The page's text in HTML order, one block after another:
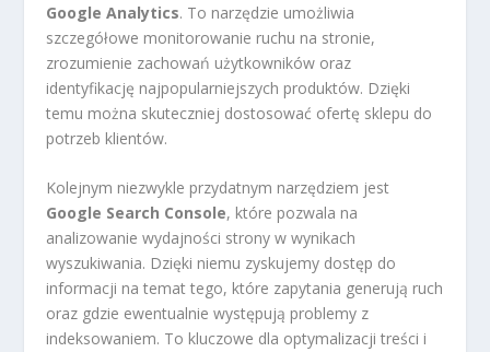
Google Analytics. To narzędzie umożliwia
szczegółowe monitorowanie ruchu na stronie,
zrozumienie zachowań użytkowników oraz
identyfikację najpopularniejszych produktów. Dzięki
temu można skuteczniej dostosować ofertę sklepu do
potrzeb klientów.
Kolejnym niezwykle przydatnym narzędziem jest
Google Search Console, które pozwala na
analizowanie wydajności strony w wynikach
wyszukiwania. Dzięki niemu zyskujemy dostęp do
informacji na temat tego, które zapytania generują ruch
oraz gdzie ewentualnie występują problemy z
indeksowaniem. To kluczowe dla optymalizacji treści i